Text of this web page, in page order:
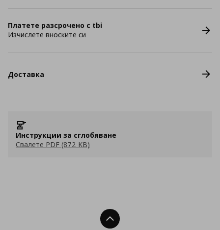
Платете разсрочено с tbi
Изчислете вноските си
Доставка
Инструкции за сглобяване
Свалете PDF (872 KB)
Нагоре